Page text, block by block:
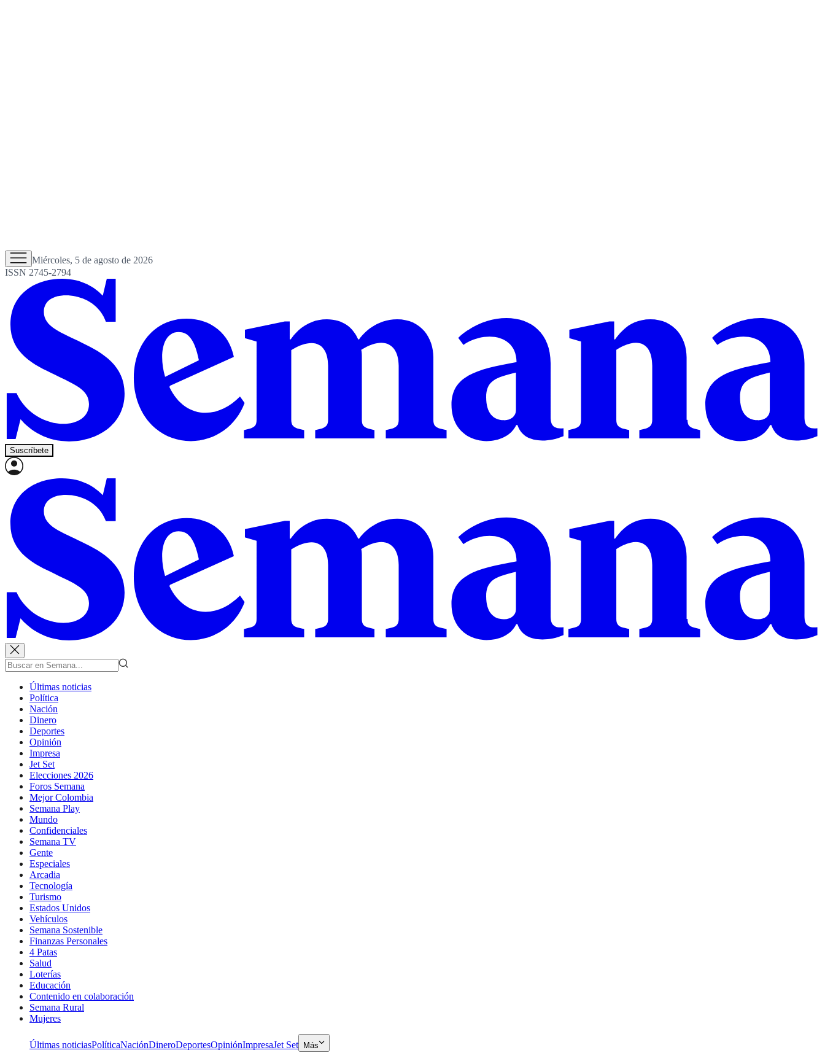
Miércoles, 5 de agosto de 2026
ISSN 2745-2794
Suscríbete
Últimas noticias
Política
Nación
Dinero
Deportes
Opinión
Impresa
Jet Set
Elecciones 2026
Foros Semana
Mejor Colombia
Semana Play
Mundo
Confidenciales
Semana TV
Gente
Especiales
Arcadia
Tecnología
Turismo
Estados Unidos
Vehículos
Semana Sostenible
Finanzas Personales
4 Patas
Salud
Loterías
Educación
Contenido en colaboración
Semana Rural
Mujeres
Últimas noticiasPolíticaNaciónDineroDeportesOpiniónImpresaJet Set Más